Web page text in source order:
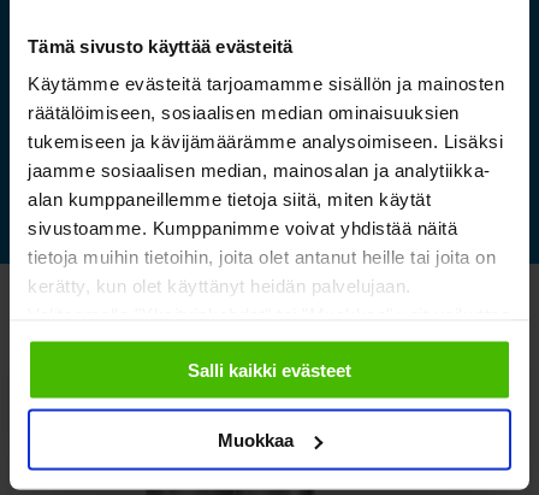
Tämä sivusto käyttää evästeitä
Käytämme evästeitä tarjoamamme sisällön ja mainosten
räätälöimiseen, sosiaalisen median ominaisuuksien
tukemiseen ja kävijämäärämme analysoimiseen. Lisäksi
jaamme sosiaalisen median, mainosalan ja analytiikka-
alan kumppaneillemme tietoja siitä, miten käytät
sivustoamme. Kumppanimme voivat yhdistää näitä
tietoja muihin tietoihin, joita olet antanut heille tai joita on
kerätty, kun olet käyttänyt heidän palvelujaan.
sallimiisi evästeisiin.
Salli kaikki evästeet
Muokkaa
kestävät säilytysratkaisut
Lue lisää »
Katso myös nämä